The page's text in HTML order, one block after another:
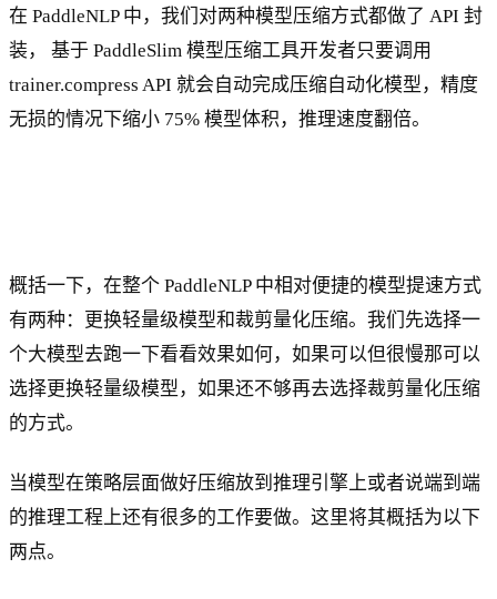
在 PaddleNLP 中，我们对两种模型压缩方式都做了 API 封
装， 基于 PaddleSlim 模型压缩工具开发者只要调用
trainer.compress API 就会自动完成压缩自动化模型，精度
无损的情况下缩小 75% 模型体积，推理速度翻倍。
概括一下，在整个 PaddleNLP 中相对便捷的模型提速方式
有两种：更换轻量级模型和裁剪量化压缩。我们先选择一
个大模型去跑一下看看效果如何，如果可以但很慢那可以
选择更换轻量级模型，如果还不够再去选择裁剪量化压缩
的方式。
当模型在策略层面做好压缩放到推理引擎上或者说端到端
的推理工程上还有很多的工作要做。这里将其概括为以下
两点。